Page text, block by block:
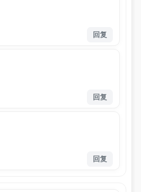
回复
回复
回复